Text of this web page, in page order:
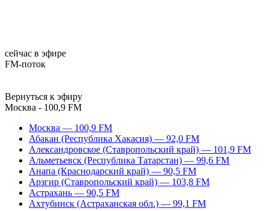
сейчас в эфире
FM-поток
Вернуться к эфиру
Москва - 100,9 FM
Москва — 100,9 FM
Абакан (Республика Хакасия) — 92,0 FM
Александровское (Ставропольский край) — 101,9 FM
Альметьевск (Республика Татарстан) — 99,6 FM
Анапа (Краснодарский край) — 90,5 FM
Арзгир (Ставропольский край) — 103,8 FM
Астрахань — 90,5 FM
Ахтубинск (Астраханская обл.) — 99,1 FM